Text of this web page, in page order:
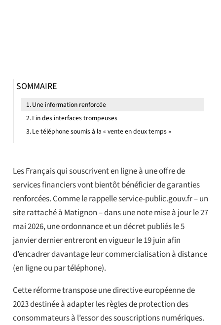
Les Français qui souscrivent en ligne à une offre de
services financiers vont bientôt bénéficier de garanties
renforcées. Comme le rappelle service-public.gouv.fr – un
site rattaché à Matignon – dans une note mise à jour le 27
mai 2026, une ordonnance et un décret publiés le 5
janvier dernier entreront en vigueur le 19 juin afin
d’encadrer davantage leur commercialisation à distance
(en ligne ou par téléphone).
Cette réforme transpose une directive européenne de
2023 destinée à adapter les règles de protection des
consommateurs à l’essor des souscriptions numériques.
SOMMAIRE
Une information renforcée
Fin des interfaces trompeuses
Le téléphone soumis à la « vente en deux temps »